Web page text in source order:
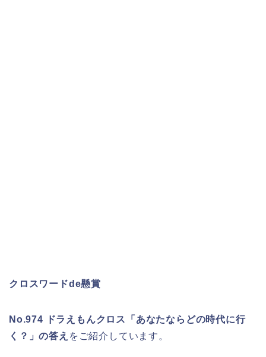
クロスワードde懸賞
No.974 ドラえもんクロス「あなたならどの時代に行
く？」の答え をご紹介しています。